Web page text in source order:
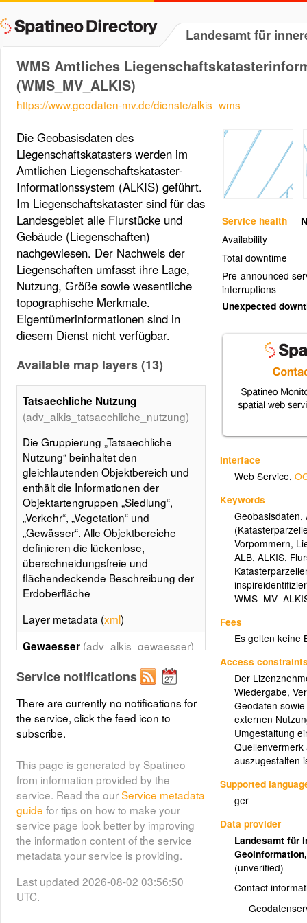
Landesamt für
WMS Amtliches
(WMS_MV_ALKIS)
https://www.geodaten-mv.de/dienste/alkis_wms
Service health
Availability
Total downtime
Pre-announced
interruptions
Unexpected
Interface
Web Service,
Keywords
Geobasisdaten,
Vorpommern,
ALB,ALKIS,
Fees
Es gelten keine
Access
Der
Wiedergabe,
Geodaten
externen
Umgestaltung
auszugestalten
Supported
ger
Data provider
Landesamt für
(unverified)
Contact
Die Geobasisdaten des
Liegenschaftskatasters werden im
Amtlichen Liegenschaftskataster-
Informationssystem (ALKIS) geführt.
Im Liegenschaftskataster sind für das
Landesgebiet alle Flurstücke und
Gebäude (Liegenschaften)
nachgewiesen. Der Nachweis der
Liegenschaften umfasst ihre Lage,
Nutzung, Größe sowie wesentliche
topographische Merkmale.
Eigentümerinformationen sind in
diesem Dienst nicht verfügbar.
Available map layers (13)
Tatsaechliche Nutzung
(adv_alkis_tatsaechliche_nutzung)
Die Gruppierung „Tatsaechliche
Nutzung“ beinhaltet den
gleichlautenden Objektbereich und
enthält die Informationen der
Objektartengruppen „Siedlung“,
„Verkehr“, „Vegetation“ und
„Gewässer“. Alle Objektbereiche
definieren die lückenlose,
überschneidungsfreie und
flächendeckende Beschreibung der
Erdoberfläche
Layer metadata (xml)
Gewaesser (adv_alkis_gewaesser)
Beschreibung wasserbedeckter
Flaechen gemaess ALKIS-
Objektartenkatalog
(Mindestumfang:
Grunddatenbestand).
grundsaetzlich gemaess
Signaturenkatalog.
Vegetation (adv_alkis_vegetation)
Beschreibung land- und
forstwirtschaftlich genutzter
fehlendem bzw. natuerlichem
Bewuchs ausserhalb von
Service notifications
There are currently no notifications for
the service, click the feed icon to
subscribe.
This page is generated by Spatineo
from information provided by the
service. Read the ourService metadata
guide for tips on how to make your
service page look better by improving
the information content of the service
metadata your service is providing.
Last updated 2026-08-02 03:56:50
UTC.